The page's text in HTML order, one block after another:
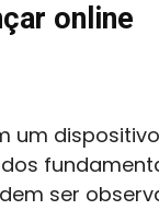
online
um
ser